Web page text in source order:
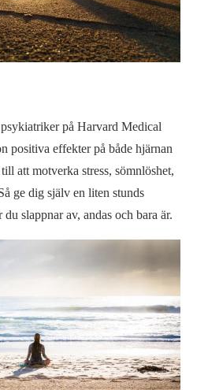
på Harvard Medical
positiva effekter på både hjärnan
att motverka stress, sömnlöshet,
ge dig själv en liten stunds
slappnar av, andas och bara är.